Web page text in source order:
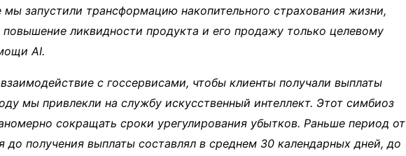
запустили трансформацию накопительного страхования жизни,
повышение ликвидности продукта и его продажу только целевому
AI.
с госсервисами, чтобы клиенты получали выплаты
мы привлекли на службу искусственный интеллект. Этот симбиоз
сокращать сроки урегулирования убытков. Раньше период от
до получения выплаты составлял в среднем 30 календарных дней, до